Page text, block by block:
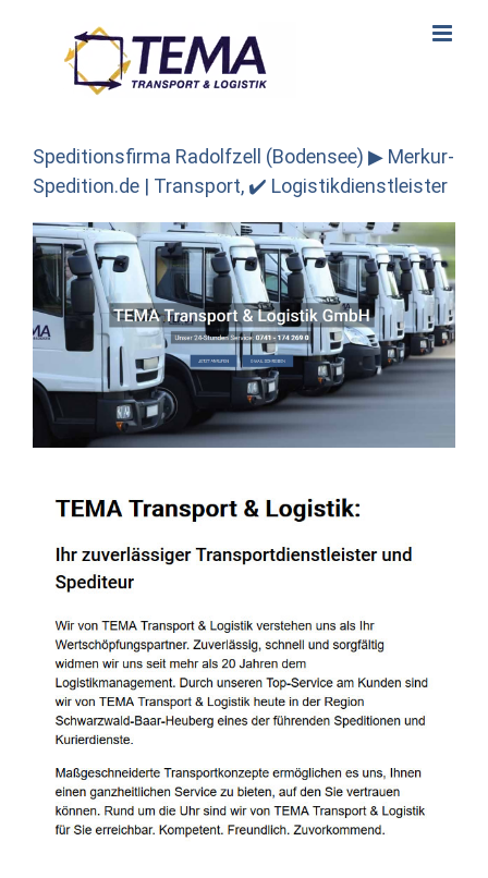
Speditionsfirma Radolfzell (Bodensee) ▶︎ Merkur-
Spedition.de | Transport, ✔️ Logistikdienstleister